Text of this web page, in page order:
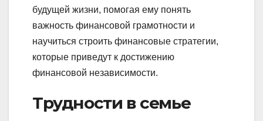
будущей жизни, помогая ему понять
важность финансовой грамотности и
научиться строить финансовые стратегии,
которые приведут к достижению
финансовой независимости.
Трудности в семье